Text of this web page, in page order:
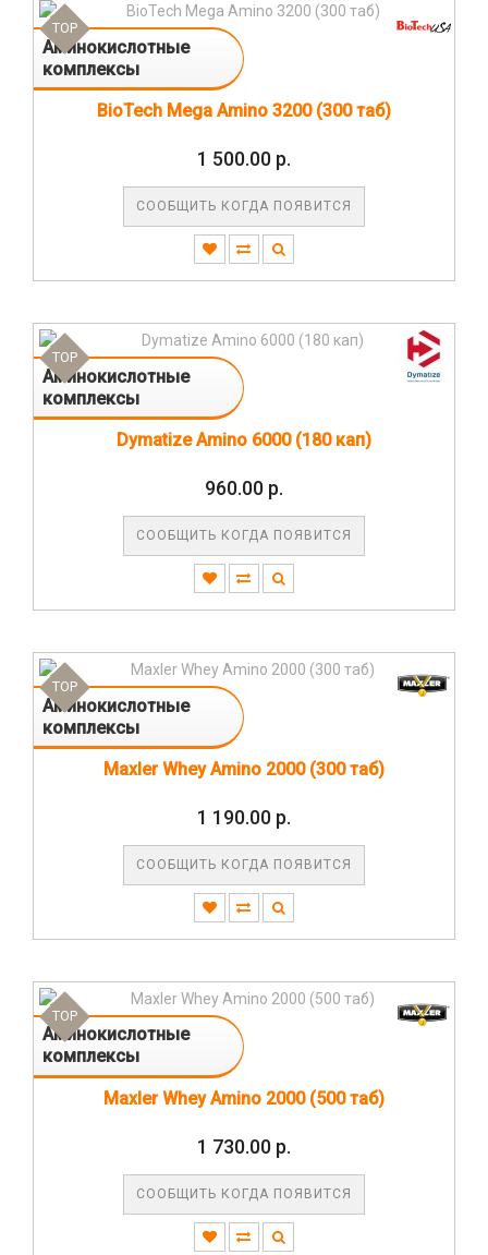
Аминокислотные
комплексы
TOP
BioTech Mega Amino 3200 (300 таб)
1 500.00 р.
СООБЩИТЬ КОГДА ПОЯВИТСЯ
Аминокислотные
комплексы
TOP
Dymatize Amino 6000 (180 кап)
960.00 р.
СООБЩИТЬ КОГДА ПОЯВИТСЯ
Аминокислотные
комплексы
TOP
Maxler Whey Amino 2000 (300 таб)
1 190.00 р.
СООБЩИТЬ КОГДА ПОЯВИТСЯ
Аминокислотные
комплексы
TOP
Maxler Whey Amino 2000 (500 таб)
1 730.00 р.
СООБЩИТЬ КОГДА ПОЯВИТСЯ